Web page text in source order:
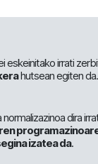
eskeinitako irrati
hutsean egiten da.
dira
izatea da.